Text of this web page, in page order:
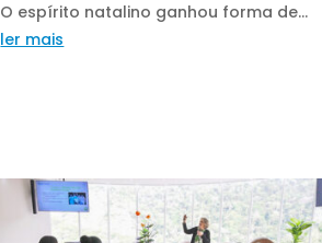
O espírito natalino ganhou forma de...
ler mais